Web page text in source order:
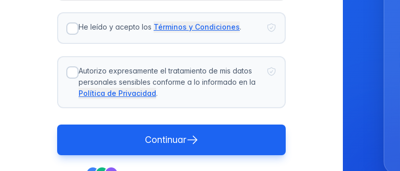
He leído y acepto los Términos y Condiciones.
Autorizo expresamente el tratamiento de mis datos
personales sensibles conforme a lo informado en la
Política de Privacidad.
Continuar